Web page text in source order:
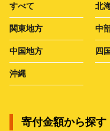
すべて 北
関東地方 中
中国地方 四
沖縄
寄付金額から探す